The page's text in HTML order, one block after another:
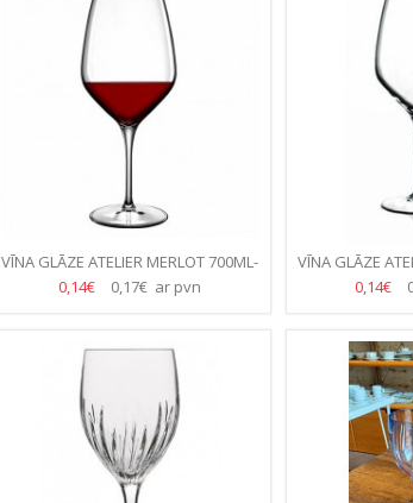
VĪNA GLĀZE ATELIER MERLOT 700ML-
(15.GB/KASTE)
0,14€ 0,17€ ar pvn
VĪNA GLĀZE
440ML-
0,14€